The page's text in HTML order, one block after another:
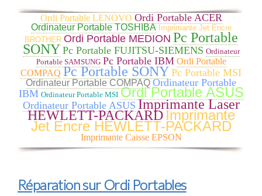
plus haut de gamme).
Ajouter ou Remplacer un
lecteur - Graveur cd dvd :
Rajout ou Réparation lecteurs
DC/DVD: Pour la lecture et la
gravure de tous vos médias
Cdrom ou DVD, nous avons
sélectionné pour vous le meilleur
des lecteurs et graveurs CD/DVD
et Blu-ray. à LACROIX-SAINT-OUEN Que vous recherchiez un
lecteur-graveur Optique interne ou externe, nous remplaçons
votre lecteur HS par un lecteur/Graveur des plus grandes
marques : LG, Samsung, Asus, Lite-On et Pioneer … à
LACROIX-SAINT-OUEN CD-ROM, DVD-ROM et les lecteurs Blu-
ray sont disponibles dans les types de lecteurs réinscriptibles.
des vitesses sont généralement plus lent que vitesses de lecture
pour maintenir la stabilité .
Ordi Portable LENOVO Ordi Portable ACER
Ordinateur Portable TOSHIBA Imprimante Jet Encre
BROTHER Ordi Portable MEDION Pc Portable
SONY Pc Portable FUJITSU-SIEMENS Ordinateur
Portable SAMSUNG Pc Portable IBM Ordi Portable
COMPAQ Pc Portable SONY Pc Portable MSI
Ordinateur Portable COMPAQ Ordinateur Portable
IBM Ordinateur Portable MSI Ordi Portable ASUS
Ordinateur Portable ASUS Imprimante Laser
HEWLETT-PACKARD Imprimante
Jet Encre HEWLETT-PACKARD
Imprimante Caisse EPSON
Réparation sur Ordi Portables